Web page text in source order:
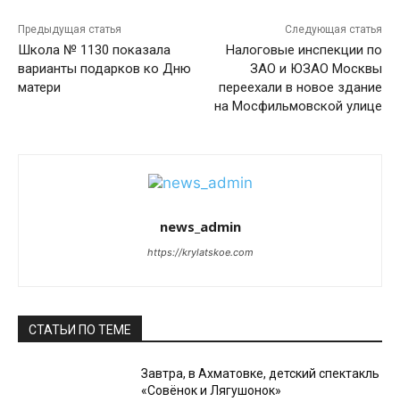
Предыдущая статья
Школа № 1130 показала
варианты подарков ко Дню
матери
Следующая статья
Налоговые инспекции по
ЗАО и ЮЗАО Москвы
переехали в новое здание
на Мосфильмовской улице
news_admin
https://krylatskoe.com
СТАТЬИ ПО ТЕМЕ
Завтра, в Ахматовке, детский спектакль
«Совёнок и Лягушонок»